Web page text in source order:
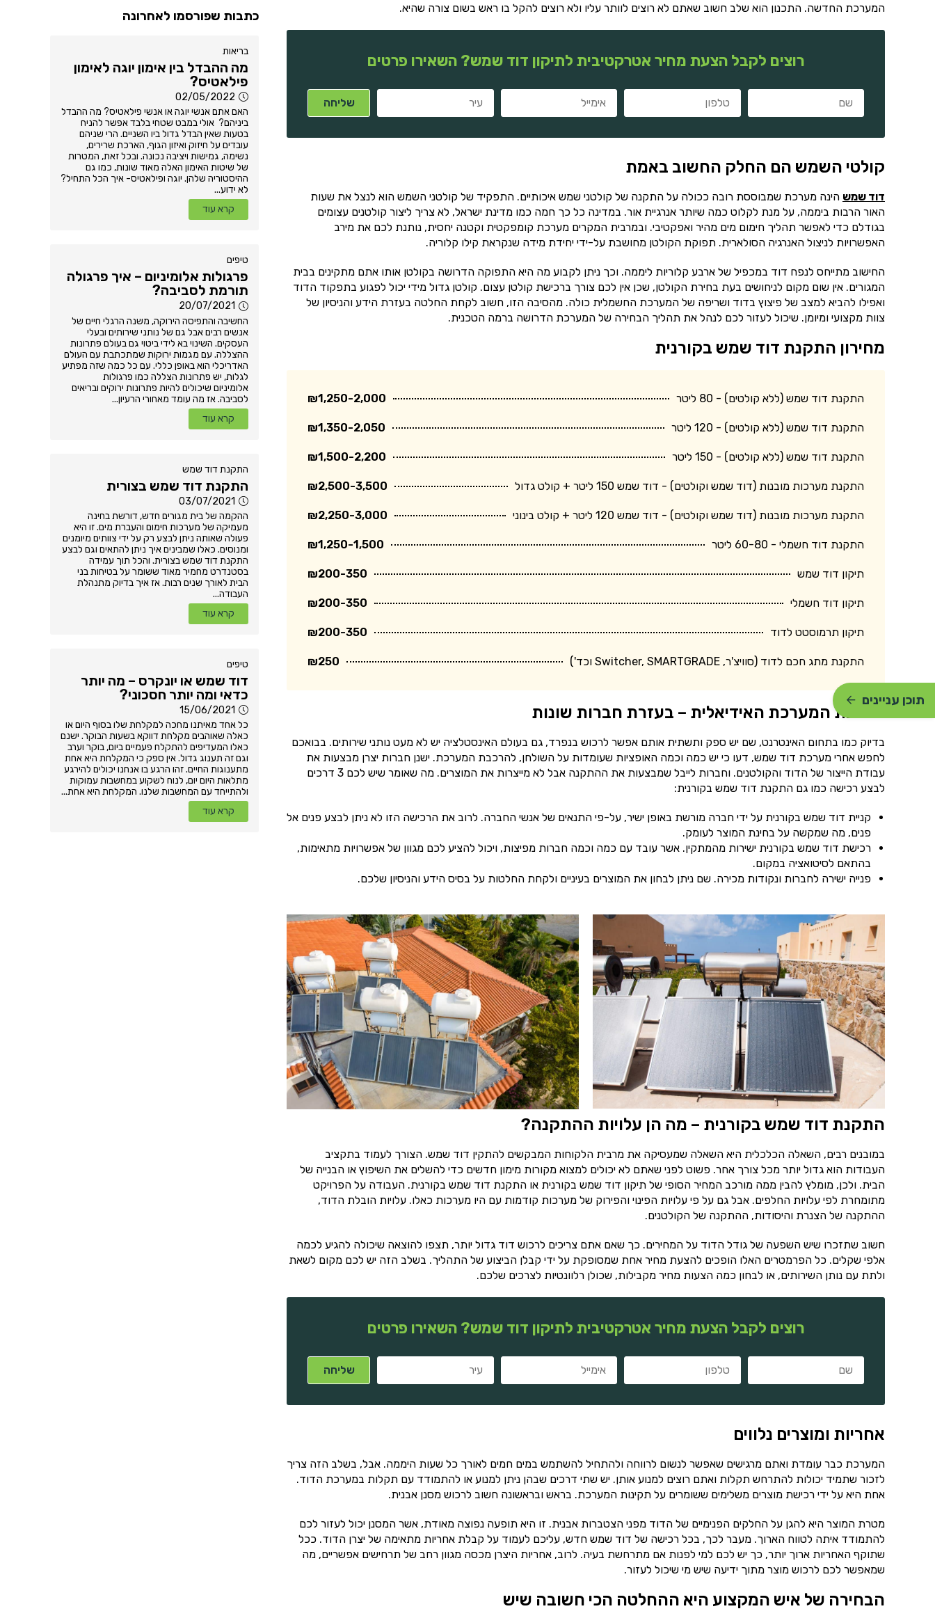
המערכת החדשה. התכנון הוא שלב חשוב שאתם לא רוצים לוותר עליו ולא רוצים להקל בו ראש בשום צורה שהיא.
רוצים לקבל הצעת מחיר אטרקטיבית לתיקון דוד שמש? השאירו פרטים
קולטי השמש הם החלק החשוב באמת
דוד שמש הינה מערכת שמבוססת רובה ככולה על התקנה של קולטני שמש איכותיים. התפקיד של קולטני השמש הוא לנצל את שעות
האור הרבות ביממה, על מנת לקלוט כמה שיותר אנרגיית אור. במדינה כל כך חמה כמו מדינת ישראל, לא צריך ליצור קולטנים עצומים
בגודלם כדי לאפשר תהליך חימום מים מהיר ואפקטיבי. ובמרבית המקרים מערכת קומפקטית וקטנה יחסית, נותנת לכם את מירב
האפשרויות לניצול האנרגיה הסולארית. תפוקת הקולטן מחושבת על-ידי יחידת מידה שנקראת קילו קלוריה.
החישוב מתייחס לנפח דוד במכפיל של ארבע קלוריות ליממה. וכך ניתן לקבוע מה היא התפוקה הדרושה בקולטן אותו אתם מתקינים בבית
המגורים. אין שום מקום לניחושים בעת בחירת הקולטן, שכן אין לכם צורך ברכישת קולטן עצום. קולטן גדול מידי יכול לפגוע בתפקוד הדוד
ואפילו להביא למצב של פיצוץ בדוד ושריפה של המערכת החשמלית כולה. מהסיבה הזו, חשוב לקחת החלטה בעזרת הידע והניסיון של
צוות מקצועי ומיומן. שיכול לעזור לכם לנהל את תהליך הבחירה של המערכת הדרושה ברמה הטכנית.
מחירון התקנת דוד שמש בקורנית
התקנת דוד שמש (ללא קולטים) - 80 ליטר ₪1,250-2,000
התקנת דוד שמש (ללא קולטים) - 120 ליטר ₪1,350-2,050
התקנת דוד שמש (ללא קולטים) - 150 ליטר ₪1,500-2,200
התקנת מערכות מובנות (דוד שמש וקולטים) - דוד שמש 150 ליטר + קולט גדול ₪2,500-3,500
התקנת מערכות מובנות (דוד שמש וקולטים) - דוד שמש 120 ליטר + קולט בינוני ₪2,250-3,000
התקנת דוד חשמלי - 60-80 ליטר ₪1,250-1,500
תיקון דוד שמש ₪200-350
תיקון דוד חשמלי ₪200-350
תיקון תרמוסטט לדוד ₪200-350
התקנת מתג חכם לדוד (סוויצ'ר, Switcher, SMARTGRADE וכד') ₪250
הרכבת המערכת האידיאלית – בעזרת חברות שונות
בדיוק כמו בתחום האינטרנט, שם יש ספק ותשתית אותם אפשר לרכוש בנפרד, גם בעולם האינסטלציה יש לא מעט נותני שירותים. בבואכם
לחפש אחרי מערכת דוד שמש, דעו כי יש כמה וכמה האופציות שעומדות על השולחן, להרכבת המערכת. ישנן חברות יצרן מבצעות את
עבודת הייצור של הדוד והקולטנים. וחברות לייבל שמבצעות את ההתקנה אבל לא מייצרות את המוצרים. מה שאומר שיש לכם 3 דרכים
לבצע רכישה כמו גם התקנת דוד שמש בקורנית:
קניית דוד שמש בקורנית על ידי חברה מורשת באופן ישיר, על-פי התנאים של אנשי החברה. לרוב את הרכישה הזו לא ניתן לבצע פנים אל
פנים, מה שמקשה על בחינת המוצר לעומק.
רכישת דוד שמש בקורנית ישירות מהמתקין. אשר עובד עם כמה וכמה חברות מפיצות, ויכול להציע לכם מגוון של אפשרויות מתאימות,
בהתאם לסיטואציה במקום.
פנייה ישירה לחברות ונקודות מכירה. שם ניתן לבחון את המוצרים בעיניים ולקחת החלטות על בסיס הידע והניסיון שלכם.
התקנת דוד שמש בקורנית – מה הן עלויות ההתקנה?
במובנים רבים, השאלה הכלכלית היא השאלה שמעסיקה את מרבית הלקוחות המבקשים להתקין דוד שמש. הצורך לעמוד בתקציב
העבודות הוא גדול יותר מכל צורך אחר. פשוט לפני שאתם לא יכולים למצוא מקורות מימון חדשים כדי להשלים את השיפוץ או הבנייה של
הבית. ולכן, מומלץ להבין ממה מורכב המחיר הסופי של תיקון דוד שמש בקורנית או התקנת דוד שמש בקורנית. העבודה על הפרויקט
מתומחרת לפי עלויות החלפים. אבל גם על פי עלויות הפינוי והפירוק של מערכות קודמות עם היו מערכות כאלו. עלויות הובלת הדוד,
ההתקנה של הצנרת והיסודות, ההתקנה של הקולטנים.
חשוב שתזכרו שיש השפעה של גודל הדוד על המחירים. כך שאם אתם צריכים לרכוש דוד גדול יותר, תצפו להוצאה שיכולה להגיע לכמה
אלפי שקלים. כל הפרמטרים האלו הופכים להצעת מחיר אחת שמסופקת על ידי קבלן הביצוע של התהליך. בשלב הזה יש לכם מקום לשאת
ולתת עם נותן השירותים, או לבחון כמה הצעות מחיר מקבילות, שכולן רלוונטיות לצרכים שלכם.
רוצים לקבל הצעת מחיר אטרקטיבית לתיקון דוד שמש? השאירו פרטים
אחריות ומוצרים נלווים
המערכת כבר עומדת ואתם מרגישים שאפשר לנשום לרווחה ולהתחיל להשתמש במים חמים לאורך כל שעות היממה. אבל, בשלב הזה צריך
לזכור שתמיד יכולות להתרחש תקלות ואתם רוצים למנוע אותן. יש שתי דרכים שבהן ניתן למנוע או להתמודד עם תקלות במערכת הדוד.
אחת היא על ידי רכישת מוצרים משלימים ששומרים על תקינות המערכת. בראש ובראשונה חשוב לרכוש מסנן אבנית.
מטרת המוצר היא להגן על החלקים הפנימיים של הדוד מפני הצטברות אבנית. זו היא תופעה נפוצה מאודת, אשר המסנן יכול לעזור לכם
להתמודד איתה לטווח הארוך. מעבר לכך, בכל רכישה של דוד שמש חדש, עליכם לעמוד על קבלת אחריות מתאימה של יצרן הדוד. ככל
שתוקף האחריות ארוך יותר, כך יש לכם למי לפנות אם מתרחשת בעיה. לרוב, אחריות היצרן מכסה מגוון רחב של תרחישים אפשריים, מה
שמאפשר לכם לרכוש מוצר מתוך ידיעה שיש מי שיכול לעזור.
הבחירה של איש המקצוע היא ההחלטה הכי חשובה שיש
כתבות שפורסמו לאחרונה
בריאות
מה ההבדל בין אימון יוגה לאימון
פילאטיס?
02/05/2022
האם אתם אנשי יוגה או אנשי פילאטיס? מה ההבדל
ביניהם? אולי במבט שטחי בלבד אפשר להניח
בטעות שאין הבדל גדול ביו השניים. הרי שניהם
עובדים על חיזוק ואיזון הגוף, הארכת שרירים,
נשימה, גמישות ויציבה נכונה. ובכל זאת, המטרות
של שיטות האימון האלה מאוד שונות, כמו גם
ההיסטוריה שלהן. יוגה ופילאטיס- איך הכל התחיל?
לא ידוע...
קרא עוד
טיפים
פרגולות אלומיניום – איך פרגולה
תורמת לסביבה?
20/07/2021
החשיבה והתפיסה הירוקה, משנה הרגלי חיים של
אנשים רבים אבל גם של נותני שירותים ובעלי
העסקים. השינוי בא לידי ביטוי גם בעולם פתרונות
ההצללה. עם מגמות ירוקות שמתכתבת עם העולם
האדריכלי הוא באופן כללי. עם כל כמה שזה מפתיע
לגלות, יש פתרונות הצללה כמו פרגולות
אלומיניום שיכולים להיות פתרונות ירוקים ובריאים
לסביבה. אז מה עומד מאחורי הרעיון...
קרא עוד
התקנת דוד שמש
התקנת דוד שמש בצורית
03/07/2021
ההקמה של בית מגורים חדש, דורשת בחינה
מעמיקה של מערכות חימום והעברת מים. זו היא
פעולה שאותה ניתן לבצע רק על ידי צוותים מיומנים
ומנוסים. כאלו שמבינים איך ניתן להתאים וגם לבצע
התקנת דוד שמש בצורית. והכל תוך עמידה
בסטנדרט מחמיר מאוד ששומר על בטיחות בני
הבית לאורך שנים רבות. אז איך בדיוק מתנהלת
העבודה...
קרא עוד
טיפים
דוד שמש או יונקרס – מה יותר
כדאי ומה יותר חסכוני?
15/06/2021
כל אחד מאיתנו מחכה למקלחת שלו בסוף היום או
כאלה שאוהבים מקלחת דווקא בשעות הבוקר. ישנם
כאלו המעדיפים להתקלח פעמיים ביום, בוקר וערב
וגם זה תענוג גדול. אין ספק כי המקלחת היא אחת
מתענוגות החיים. זהו הרגע בו אנחנו יכולים להירגע
מתלאות היום יום, לנוח לשקוע במחשבות עמוקות
ולהתייחד עם המחשבות שלנו. המקלחת היא אחת...
קרא עוד
תוכן עניינים